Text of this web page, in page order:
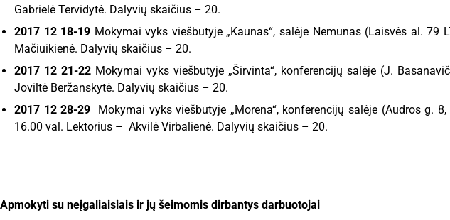
Gabrielė Tervidytė. Dalyvių skaičius – 20.
2017 12 18-19 Mokymai vyks viešbutyje „Kaunas“, salėje Nemunas (Laisvės al.
Mačiuikienė. Dalyvių skaičius – 20.
2017 12 21-22 Mokymai vyks viešbutyje „Širvinta“, konferencijų salėje (J.
Joviltė Beržanskytė. Dalyvių skaičius – 20.
2017 12 28-29
Mokymai vyks viešbutyje „Morena“, konferencijų salėje (Audros g.
16.00 val. Lektorius – Akvilė Virbalienė. Dalyvių skaičius – 20.
Apmokyti su neįgaliaisiais ir jų šeimomis dirbantys darbuotojai